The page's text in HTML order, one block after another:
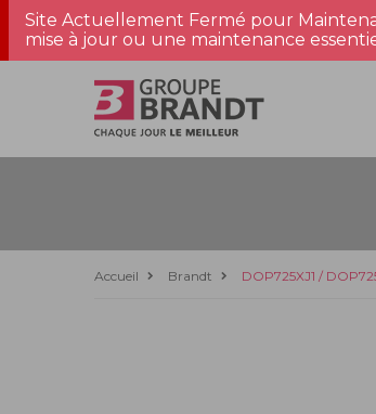
Site Actuellement Fermé pour
mise à jour ou une maintenance
Accueil Brandt DOP725XJ1 /